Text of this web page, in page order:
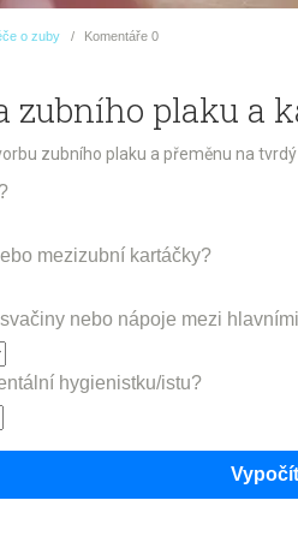
o zuby Komentáře 0
plaku a
zubního plaku a přeměnu na
mezizubní kartáčky?
nebo nápoje mezi
hygienistku/istu?